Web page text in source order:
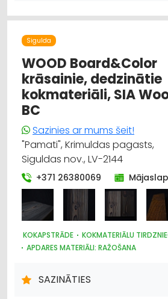
DZINĒJI, MOTORI, TO REMONTS
METĀLAPSTRĀDES IEKĀRTAS UN
HIDRAULISKĀS UN PNEIMATISKĀS IERĪCES
LABIEKĀRTOŠANA, APZAĻUMOŠANA
UZKOPŠANAS LĪDZEKĻI UN TEHNIKA,
Sigulda
WOOD Board&Color
krāsainie, dedzinātie
kokmateriāli, SIA
BC
Sazinies ar mums šeit!
"Pamati", Krimuldas pagasts,
Siguldas nov., LV-2144
+371 26380069
KOKAPSTRĀDE
KOKMATERIĀLU
APDARES MATERIĀLI: RAŽOŠANA
SAZINĀTIES